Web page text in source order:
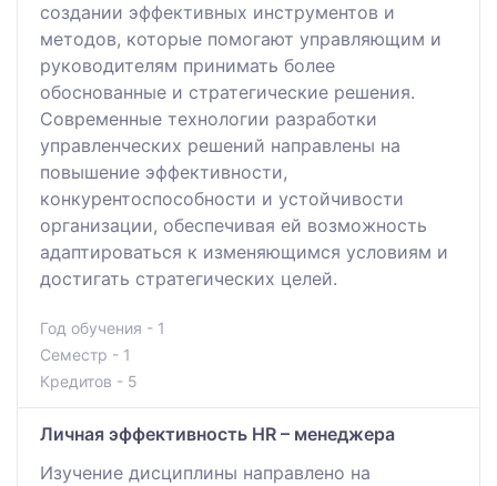
создании эффективных инструментов и
методов, которые помогают управляющим и
руководителям принимать более
обоснованные и стратегические решения.
Современные технологии разработки
управленческих решений направлены на
повышение эффективности,
конкурентоспособности и устойчивости
организации, обеспечивая ей возможность
адаптироваться к изменяющимся условиям и
достигать стратегических целей.
Год обучения - 1
Семестр - 1
Кредитов - 5
Личная эффективность HR – менеджера
Изучение дисциплины направлено на